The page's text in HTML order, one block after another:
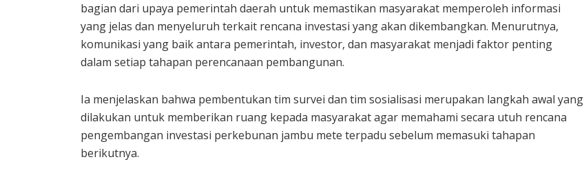
bagian dari upaya pemerintah daerah untuk memastikan masyarakat memperoleh informasi
yang jelas dan menyeluruh terkait rencana investasi yang akan dikembangkan. Menurutnya,
komunikasi yang baik antara pemerintah, investor, dan masyarakat menjadi faktor penting
dalam setiap tahapan perencanaan pembangunan.
Ia menjelaskan bahwa pembentukan tim survei dan tim sosialisasi merupakan langkah awal yang
dilakukan untuk memberikan ruang kepada masyarakat agar memahami secara utuh rencana
pengembangan investasi perkebunan jambu mete terpadu sebelum memasuki tahapan
berikutnya.